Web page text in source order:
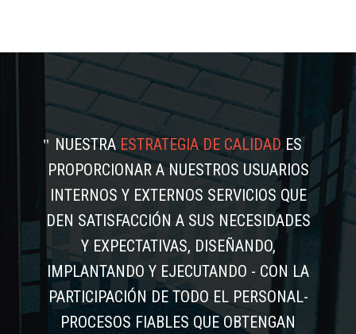
NUESTRAESTRATEGIA DE CALIDADES
PROPORCIONAR A NUESTROS USUARIOS
INTERNOS Y EXTERNOS SERVICIOS QUE
DEN SATISFACCIÓN A SUS NECESIDADES
Y EXPECTATIVAS, DISEÑANDO,
IMPLANTANDO Y EJECUTANDO - CON LA
PARTICIPACIÓN DE TODO EL PERSONAL-
PROCESOS FIABLES QUE OBTENGAN